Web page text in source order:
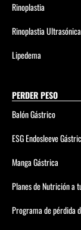
Rinoplastia
Rinoplastia Ultrasónica
Lipedema
PERDER PESO
Balón Gástrico
ESG Endosleeve
Manga Gástrica
Planes de Nutrición a
Programa de pérdida